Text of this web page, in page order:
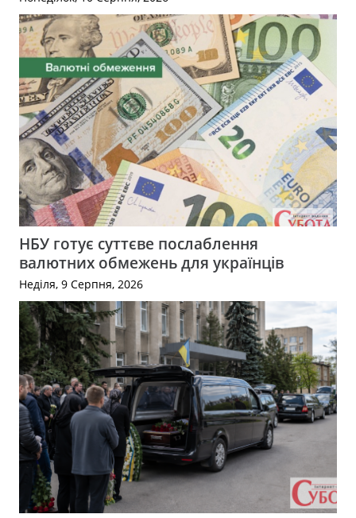
НБУ готує суттєве послаблення
валютних обмежень для українців
Неділя, 9 Серпня, 2026